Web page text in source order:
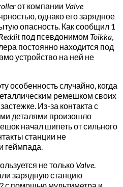
от компании Valve
однако его зарядное
опасность. Как сообщил 1
под псевдонимом Toikka,
постоянно находится под
устройство на ней не
особенность случайно, когда
ремешком своих
Из-за контакта с
деталями произошло
начал шипеть от сильного
станции не
геймпада.
не только Valve.
зарядную станцию